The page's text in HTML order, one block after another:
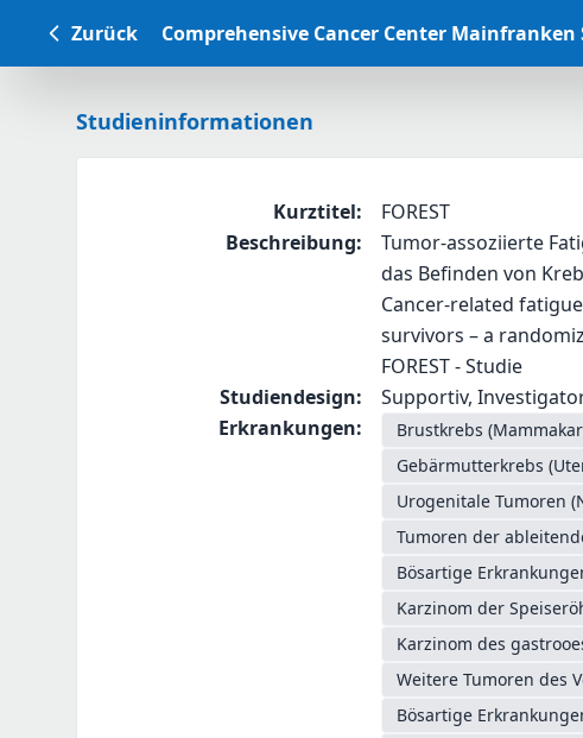
Zurück Comprehensive Cancer Center
Studieninformationen
Kurztitel:
FOREST
Beschreibung:
Tumor-assoziierte
das Befinden von
Cancer-related
survivors – a
FOREST - Studie
Studiendesign:
Supportiv,
Erkrankungen: Brustkrebs
Gebärmutterkrebs
Urogenitale Tumoren
Tumoren der
Bösartige
Karzinom der
Karzinom des
Weitere Tumoren des
Bösartige